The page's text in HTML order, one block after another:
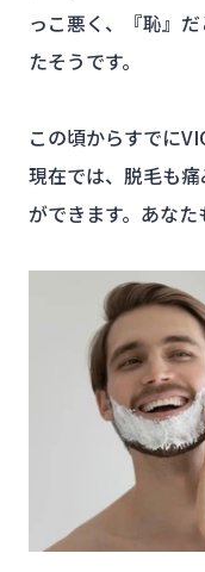
っこ悪く、『恥』
たそうです。
この頃からすでに
現在では、脱毛も
ができます。あな